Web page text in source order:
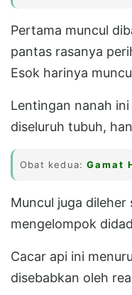
Pertama muncul
pantas rasanya
Esok harinya
Lentingan nanah
diseluruh tubuh,
Obat kedua:Gamat
Muncul juga dileher
mengelompok
Cacar api ini
disebabkan oleh